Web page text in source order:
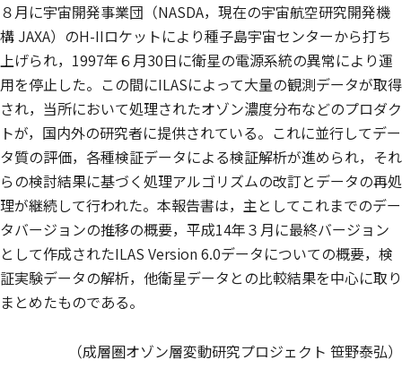
８月に宇宙開発事業団（NASDA，現在の宇宙航空研究開発機
構 JAXA）のH-IIロケットにより種子島宇宙センターから打ち
上げられ，1997年６月30日に衛星の電源系統の異常により運
用を停止した。この間にILASによって大量の観測データが取得
され，当所において処理されたオゾン濃度分布などのプロダク
トが，国内外の研究者に提供されている。これに並行してデー
タ質の評価，各種検証データによる検証解析が進められ，それ
らの検討結果に基づく処理アルゴリズムの改訂とデータの再処
理が継続して行われた。本報告書は，主としてこれまでのデー
タバージョンの推移の概要，平成14年３月に最終バージョン
として作成されたILAS Version 6.0データについての概要，検
証実験データの解析，他衛星データとの比較結果を中心に取り
まとめたものである。
（成層圏オゾン層変動研究プロジェクト 笹野泰弘）